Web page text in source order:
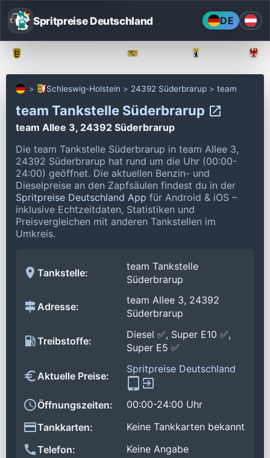
Spritpreise Deutschland DE
Schleswig-Holstein 24392 Süderbrarup team
team Tankstelle Süderbrarup
team Allee 3, 24392 Süderbrarup
Die team Tankstelle Süderbrarup in team Allee 3,
24392 Süderbrarup hat rund um die Uhr (00:00-
24:00) geöffnet. Die aktuellen Benzin- und
Dieselpreise an den Zapfsäulen findest du in der
Spritpreise Deutschland App für Android & iOS –
inklusive Echtzeitdaten, Statistiken und
Preisvergleichen mit anderen Tankstellen im
Umkreis.
Tankstelle:
team Tankstelle
Süderbrarup
Adresse:
team Allee 3, 24392
Süderbrarup
Treibstoffe:
Diesel ✅, Super E10 ✅,
Super E5 ✅
Aktuelle Preise:
Spritpreise Deutschland
Öffnungszeiten:
00:00-24:00 Uhr
Tankkarten:
Keine Tankkarten bekannt
Telefon:
Keine Angabe